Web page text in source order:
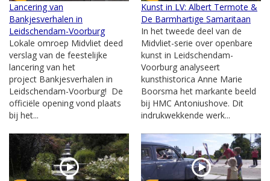
Lancering van
Bankjesverhalen in
Leidschendam-Voorburg
Lokale omroep Midvliet deed
verslag van de feestelijke
lancering van het
project Bankjesverhalen in
Leidschendam-Voorburg! De
officiële opening vond plaats
bij het...
Kunst in LV: Albert Termote &
De Barmhartige Samaritaan
In het tweede deel van de
Midvliet-serie over openbare
kunst in Leidschendam-
Voorburg analyseert
kunsthistorica Anne Marie
Boorsma het markante beeld
bij HMC Antoniushove. Dit
indrukwekkende werk...